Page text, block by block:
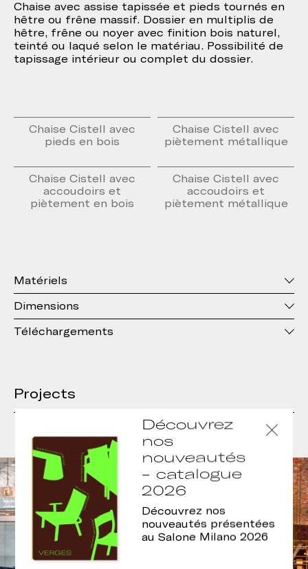
Chaise avec assise tapissée et pieds tournés en
hêtre ou frêne massif. Dossier en multiplis de
hêtre, frêne ou noyer avec finition bois naturel,
teinté ou laqué selon le matériau. Possibilité de
tapissage intérieur ou complet du dossier.
Chaise Cistell avec
pieds en bois
Chaise Cistell avec
piètement métallique
Chaise Cistell avec
accoudoirs et
piètement en bois
Chaise Cistell avec
accoudoirs et
piètement métallique
Matériels
Dimensions
Téléchargements
Projects
Découvrez
nos
nouveautés
- catalogue
2026
Découvrez nos
nouveautés présentées
au Salone Milano 2026